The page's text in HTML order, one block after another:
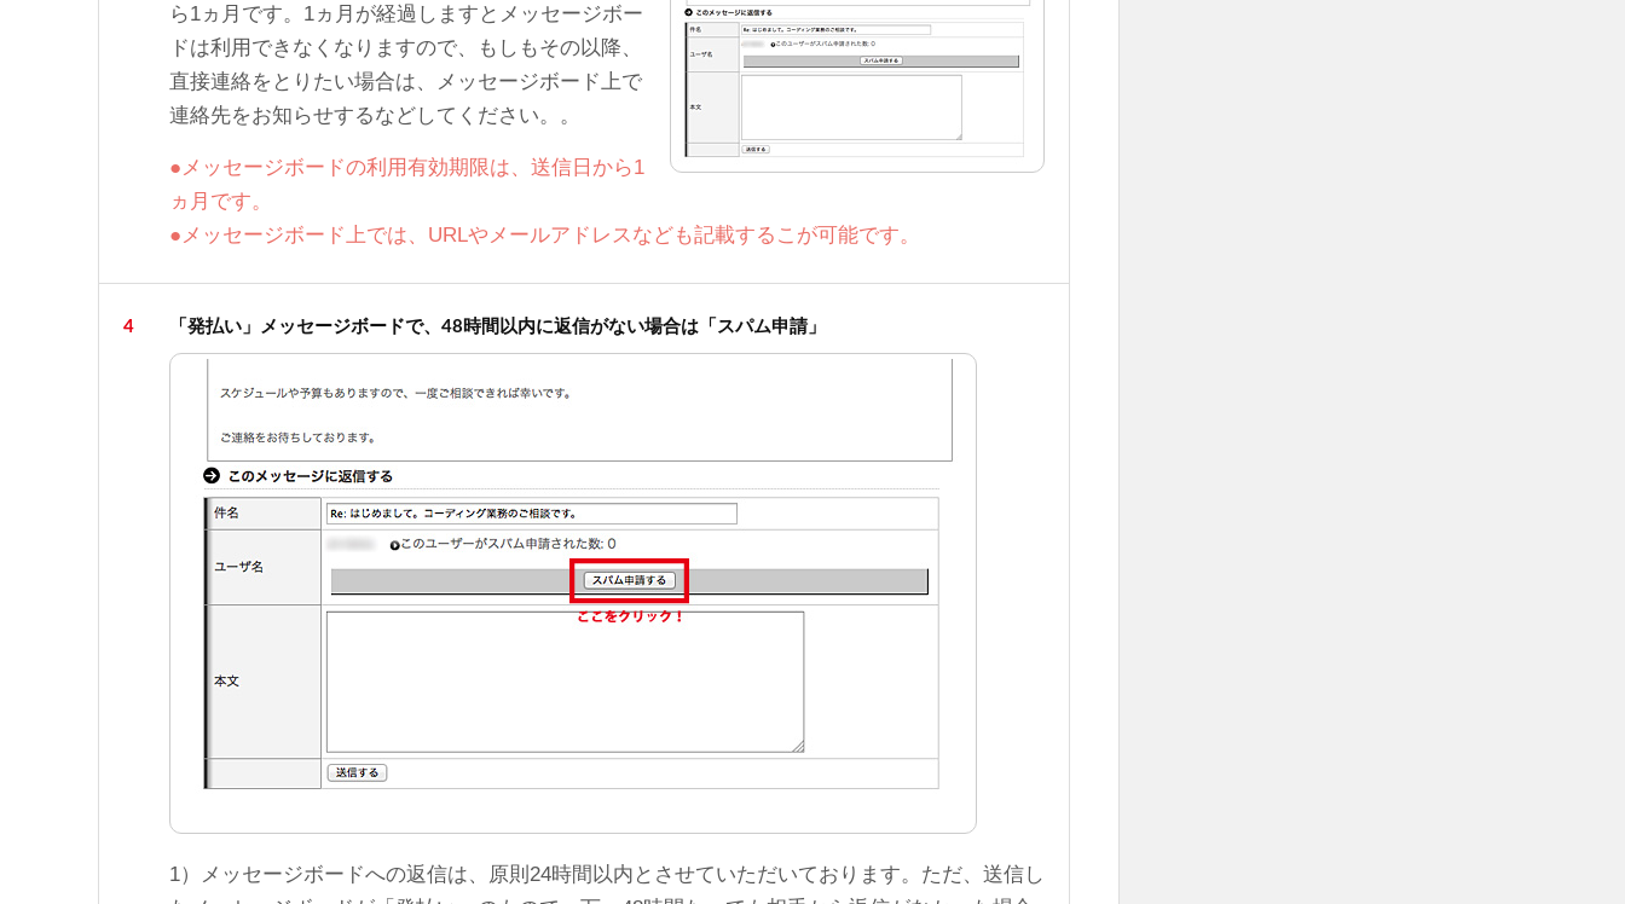
ら1ヵ月です。1ヵ月が経過しますとメッセージボー
ドは利用できなくなりますので、もしもその以降、
直接連絡をとりたい場合は、メッセージボード上で
連絡先をお知らせするなどしてください。。
●メッセージボードの利用有効期限は、送信日から1
ヵ月です。
●メッセージボード上では、URLやメールアドレスなども記載するこが可能です。
4 「発払い」メッセージボードで、48時間以内に返信がない場合は「スパム申請」
1）メッセージボードへの返信は、原則24時間以内とさせていただいております。ただ、送信し